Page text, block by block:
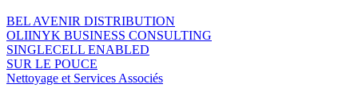
BEL AVENIR DISTRIBUTION
OLIINYK BUSINESS CONSULTING
SINGLECELL ENABLED
SUR LE POUCE
Nettoyage et Services Associés